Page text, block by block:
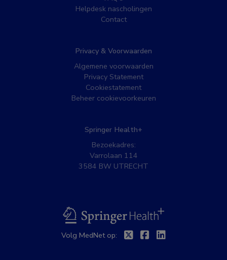
Helpdesk nascholingen
Contact
Privacy & Voorwaarden
Algemene voorwaarden
Privacy Statement
Cookiestatement
Beheer cookievoorkeuren
Springer Health+
Bezoekadres:
Varrolaan 114
3584 BW UTRECHT
BSL
Volg MedNet op: TwitterFacebook
Linkedin